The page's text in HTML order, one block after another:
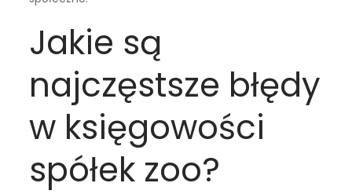
Jakie są
najczęstsze błędy
w księgowości
spółek zoo?